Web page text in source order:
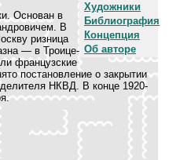
Художники
Библиография
Концепция
Об авторе
Основан в
В
ризница
— в Троице-
французские
постановление о закрытии
НКВД. В конце 1920-